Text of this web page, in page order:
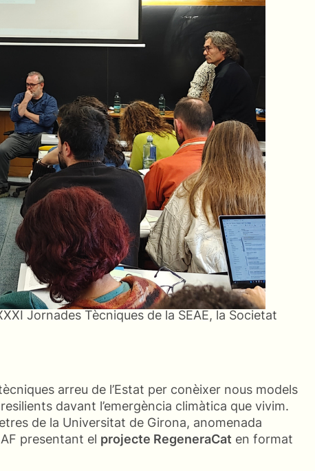
Jornades Tècniques de la SEAE, la Societat
arreu de l’Estat per conèixer nous models
davant l’emergència climàtica que vivim.
de la Universitat de Girona, anomenada
presentant el projecte RegeneraCat en format